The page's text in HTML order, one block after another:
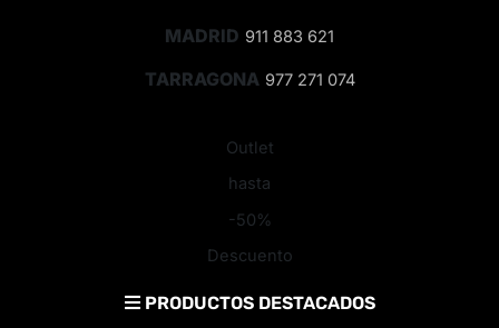
MADRID 911 883 621
TARRAGONA 977 271 074
Outlet
hasta
-50%
Descuento
PRODUCTOS DESTACADOS